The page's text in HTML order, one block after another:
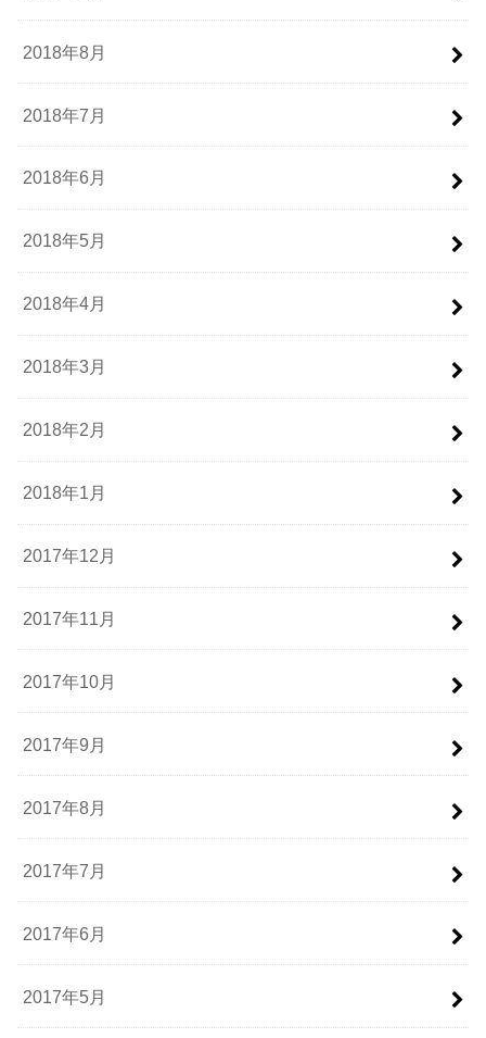
2018年8月
2018年7月
2018年6月
2018年5月
2018年4月
2018年3月
2018年2月
2018年1月
2017年12月
2017年11月
2017年10月
2017年9月
2017年8月
2017年7月
2017年6月
2017年5月